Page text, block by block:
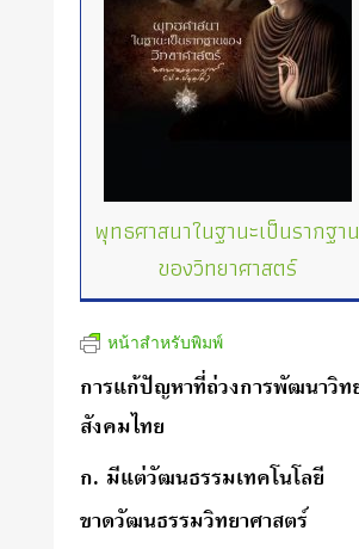
พุทธศาสนาในฐานะเป็นรากฐาน
ของวิทยาศาสตร์
หน้าสำหรับพิมพ์
การแก้ปัญหาที่ถ่วงการพัฒนาวิท
สังคมไทย
ก. มีแต่วัฒนธรรมเทคโนโลยี
ขาดวัฒนธรรมวิทยาศาสตร์